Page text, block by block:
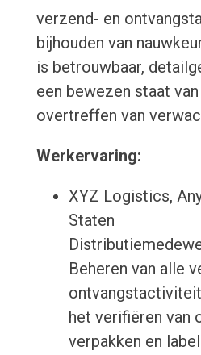
verzend- en
bijhouden van
is betrouwbaar,
een bewezen staat
overtreffen van
Werkervaring:
XYZ Logistics,
Staten
Beheren van alle
het verifiëren van
verpakken en